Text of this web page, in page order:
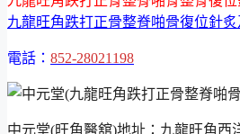
九龍旺角跌打正骨整脊啪骨復位針炙
電話： 852-28021198
中元堂(旺角醫舘)地址：九龍旺角西